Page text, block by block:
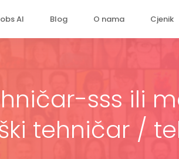
AI Blog O nama Cjenik
sss ili
tehničar /